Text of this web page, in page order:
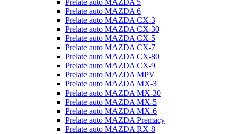
Prelate auto MAZDA 5
Prelate auto MAZDA 6
Prelate auto MAZDA CX-3
Prelate auto MAZDA CX-30
Prelate auto MAZDA CX-5
Prelate auto MAZDA CX-7
Prelate auto MAZDA CX-80
Prelate auto MAZDA CX-9
Prelate auto MAZDA MPV
Prelate auto MAZDA MX-3
Prelate auto MAZDA MX-30
Prelate auto MAZDA MX-5
Prelate auto MAZDA MX-6
Prelate auto MAZDA Premacy
Prelate auto MAZDA RX-8